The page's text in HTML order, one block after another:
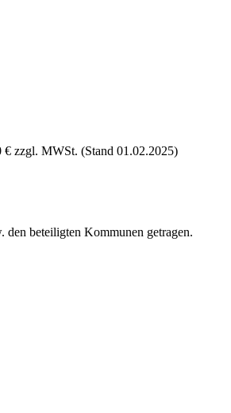
€ zzgl. MWSt. (Stand 01.02.2025)
beteiligten Kommunen getragen.